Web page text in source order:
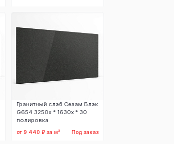
Гранитный слэб Сезам Блэк
G654 3250х * 1630х * 30
полировка
от 9 440 ₽ за м² Под заказ